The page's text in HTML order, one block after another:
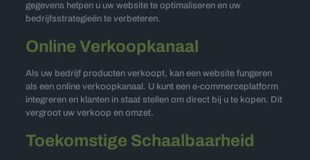
gegevens helpen u uw website te optimaliseren en uw
bedrijfsstrategieën te verbeteren.
Online Verkoopkanaal
Als uw bedrijf producten verkoopt, kan een website fungeren
als een online verkoopkanaal. U kunt een e-commerceplatform
integreren en klanten in staat stellen om direct bij u te kopen. Dit
vergroot uw verkoop en omzet.
Toekomstige Schaalbaarheid